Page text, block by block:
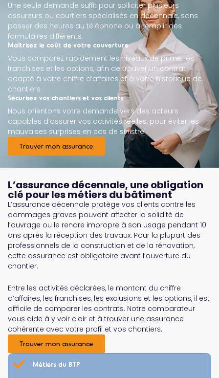
Une seule demande suffit pour solliciter plusieurs
assureurs ou courtiers spécialisés en décennale, sans
passer des heures au téléphone ou à remplir des
formulaires différents.
Maîtrisez le coût de votre couverture
Vous comparez rapidement les niveaux de prime, les
franchises et les options, afin de trouver un contrat
adapté à votre chiffre d’affaires et à votre historique de
chantiers.
Sécurisez vos chantiers et vos clients
Nous orientons votre demande vers des acteurs
capables d’assurer vos activités réelles, pour éviter les
mauvaises surprises en cas de sinistre.
Trouver mon assurance
L’assurance décennale, une obligation
clé pour les métiers du bâtiment
L’assurance décennale protège vos clients contre les
dommages graves pouvant affecter la solidité de
l’ouvrage ou le rendre impropre à son usage pendant 10
ans après la réception des travaux. Pour la plupart des
professionnels de la construction et de la rénovation,
cette assurance est obligatoire avant l’ouverture du
chantier.
Entre les activités déclarées, le montant du chiffre
d’affaires, les franchises, les exclusions et les options, il est
difficile de comparer les contrats. Notre comparateur
vous aide à y voir clair et à trouver une assurance
cohérente avec votre profil et vos chantiers.
Trouver mon assurance
Métiers du BTP